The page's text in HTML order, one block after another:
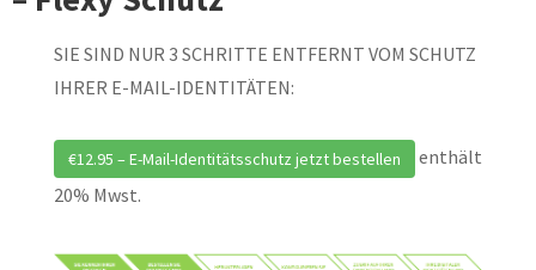
SIE SIND NUR 3 SCHRITTE ENTFERNT VOM SCHUTZ
IHRER E-MAIL-IDENTITÄTEN:
€12.95 – E-Mail-Identitätsschutz jetzt bestellen
enthält
20% Mwst.